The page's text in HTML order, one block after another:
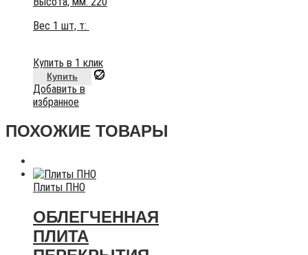
Вес 1 шт, т:
Купить в 1 клик
Купить
Добавить в
избранное
ПОХОЖИЕ ТОВАРЫ
Плиты ПНО
ОБЛЕГЧЕННАЯ
ПЛИТА